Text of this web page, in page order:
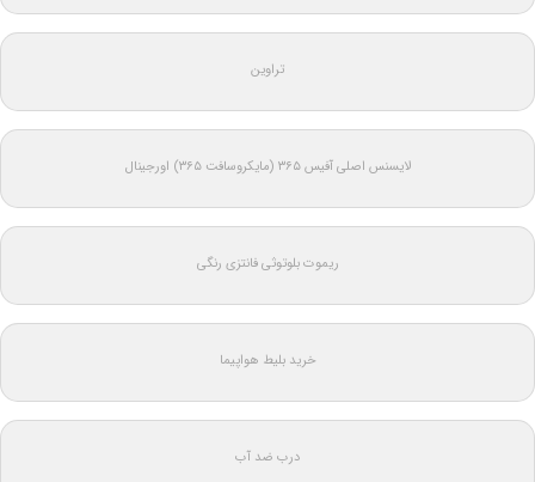
تراوین
لایسنس اصلی آفیس ۳۶۵ (مایکروسافت ۳۶۵) اورجینال
ریموت بلوتوثی فانتزی رنگی
خرید بلیط هواپیما
درب ضد آب